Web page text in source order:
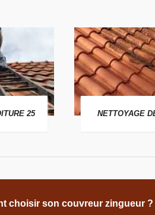
25 NETTOYAGE
choisir son couvreur zingueur ?